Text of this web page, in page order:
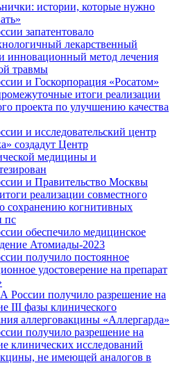
истории, которые нужно
запатентовало
лекарственный
инновационный метод лечения
травмы
и Госкорпорация «Росатом»
итоги реализации
проекта по улучшению качества
и исследовательский центр
создадут Центр
медицины и
и Правительство Москвы
реализации совместного
сохранению когнитивных
пс
обеспечило медицинское
Атомиады-2023
получило постоянное
удостоверение на препарат
получило разрешение на
III фазы клинического
аллерговакцины «Аллергарда»
получило разрешение на
клинических исследований
не имеющей аналогов в